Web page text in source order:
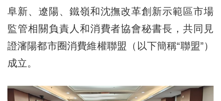
阜新、遼陽、鐵嶺和沈撫改革創新示範區市場
監管相關負責人和消費者協會秘書長，共同見
證瀋陽都市圈消費維權聯盟（以下簡稱“聯盟”）
成立。